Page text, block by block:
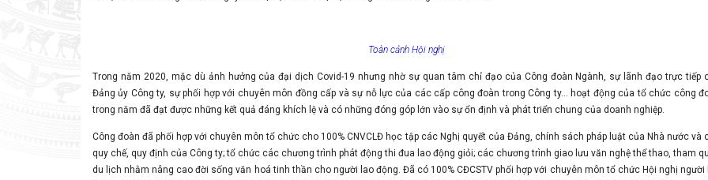
Toàn cảnh Hội nghị
Trong năm 2020, mặc dù ảnh hưởng của đại dịch Covid-19 nhưng nhờ sự quan tâm chỉ đạo của Công đoàn Ngành, sự lãnh đạo trực tiếp
Đảng ủy Công ty, sự phối hợp với chuyên môn đồng cấp và sự nỗ lực của các cấp công đoàn trong Công ty... hoạt động của tổ chức công
trong năm đã đạt được những kết quả đáng khích lệ và có những đóng góp lớn vào sự ổn định và phát triển chung của doanh nghiệp.
Công đoàn đã phối hợp với chuyên môn tổ chức cho 100% CNVCLĐ học tập các Nghị quyết của Đảng, chính sách pháp luật của Nhà nước và
quy chế, quy định của Công ty; tổ chức các chương trình phát động thi đua lao động giỏi; các chương trình giao lưu văn nghệ thể thao, tham
du lịch nhằm nâng cao đời sống văn hoá tinh thần cho người lao động. Đã có 100% CĐCSTV phối hợp với chuyên môn tổ chức Hội nghị người